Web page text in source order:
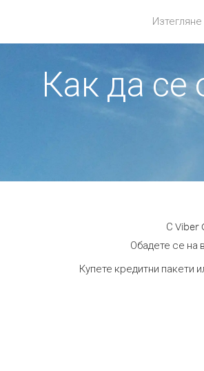
Изтегляне
Как да
С Viber
Обадете се на
Купете кредитни пакети